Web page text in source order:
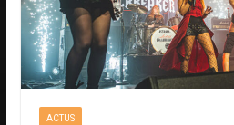
ACTUS